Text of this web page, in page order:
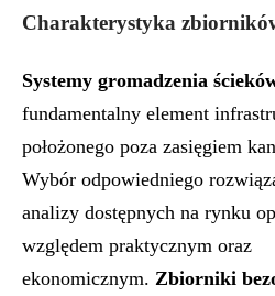
Charakterystyka
Systemy gromadzenia
fundamentalny element
położonego poza zasięgiem
Wybór odpowiedniego
analizy dostępnych na rynku
względem praktycznym oraz
ekonomicznym. Zbiorniki